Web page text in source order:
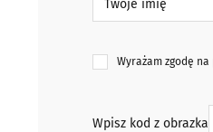
Wyrażam zgodę
Wpisz kod z obrazka